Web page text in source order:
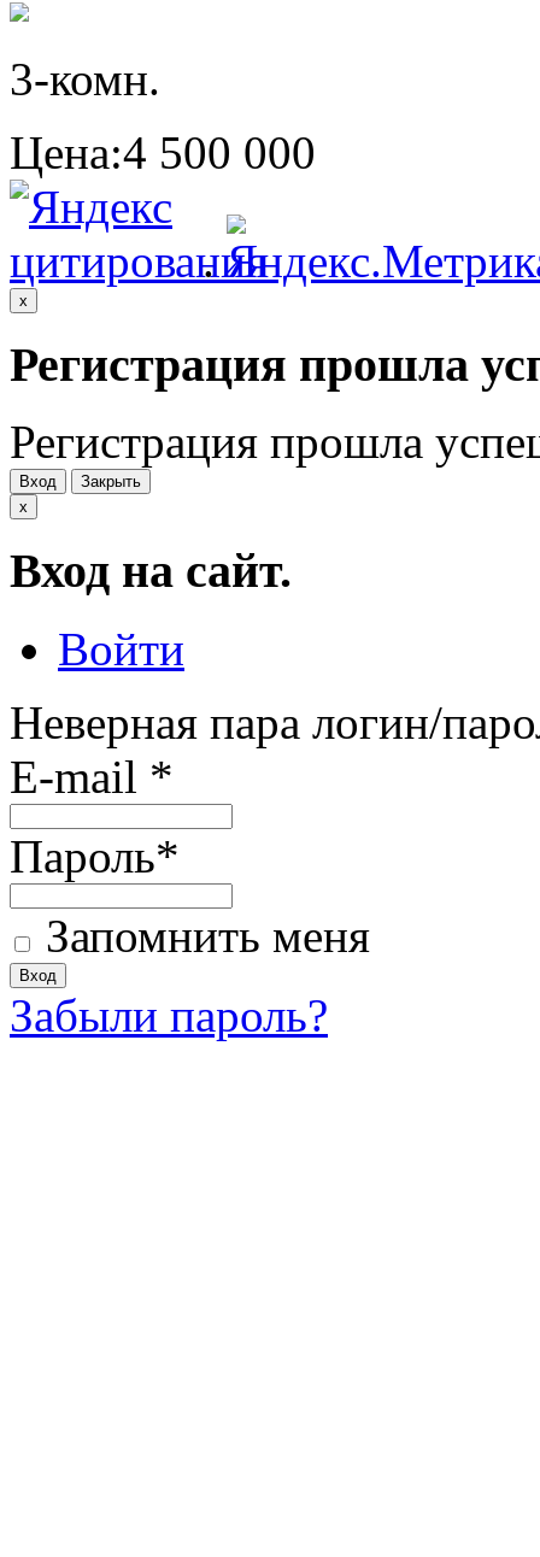
3-комн.
Цена:4 500 000
.
x
Регистрация прошла
Регистрация прошла
Вход
Закрыть
x
Вход на сайт.
Войти
Неверная пара логин/
E-mail *
Пароль*
Запомнить меня
Забыли пароль?